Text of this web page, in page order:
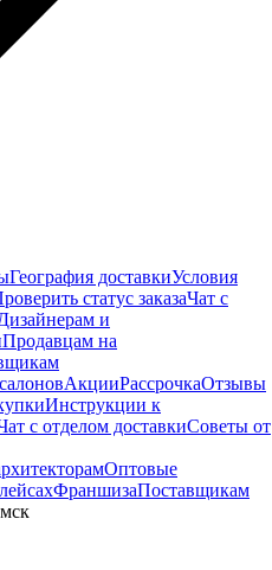
География доставкиУсловия
статус заказаЧат с
и
Продавцам на
АкцииРассрочкаОтзывы
Инструкции к
с отделом доставкиСоветы от
Оптовые
ФраншизаПоставщикам